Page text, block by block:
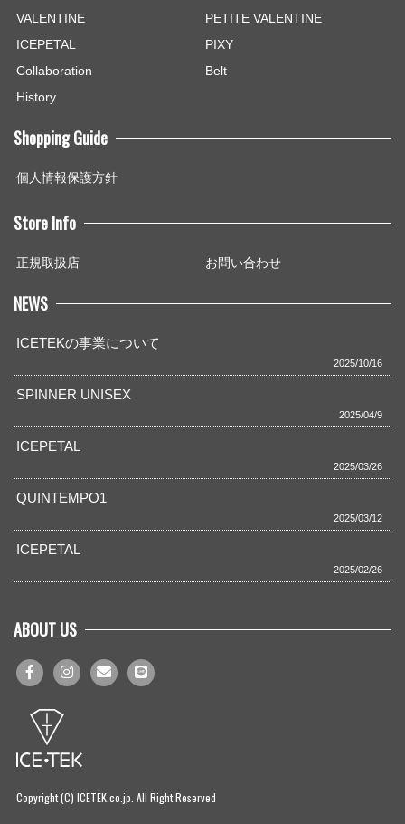
VALENTINE
PETITE VALENTINE
ICEPETAL
PIXY
Collaboration
Belt
History
Shopping Guide
個人情報保護方針
Store Info
正規取扱店 お問い合わせ
NEWS
ICETEKの事業について
2025/10/16
SPINNER UNISEX
2025/04/9
ICEPETAL
2025/03/26
QUINTEMPO1
2025/03/12
ICEPETAL
2025/02/26
ABOUT US
Copyright (C) ICETEK.co.jp. All Right Reserved